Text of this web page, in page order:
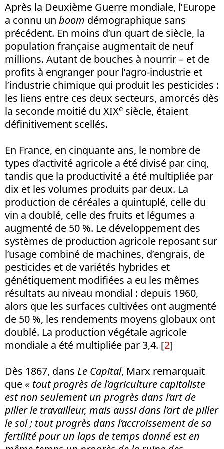
Après la Deuxième Guerre mondiale, l’Europe
a connu un boom démographique sans
précédent. En moins d’un quart de siècle, la
population française augmentait de neuf
millions. Autant de bouches à nourrir – et de
profits à engranger pour l’agro-industrie et
l’industrie chimique qui produit les pesticides :
les liens entre ces deux secteurs, amorcés dès
la seconde moitié du XIXe siècle, étaient
définitivement scellés.
En France, en cinquante ans, le nombre de
types d’activité agricole a été divisé par cinq,
tandis que la productivité a été multipliée par
dix et les volumes produits par deux. La
production de céréales a quintuplé, celle du
vin a doublé, celle des fruits et légumes a
augmenté de 50 %. Le développement des
systèmes de production agricole reposant sur
l’usage combiné de machines, d’engrais, de
pesticides et de variétés hybrides et
génétiquement modifiées a eu les mêmes
résultats au niveau mondial : depuis 1960,
alors que les surfaces cultivées ont augmenté
de 50 %, les rendements moyens globaux ont
doublé. La production végétale agricole
mondiale a été multipliée par 3,4. [2]
Dès 1867, dans Le Capital, Marx remarquait
que « tout progrès de l’agriculture capitaliste
est non seulement un progrès dans l’art de
piller le travailleur, mais aussi dans l’art de piller
le sol ; tout progrès dans l’accroissement de sa
fertilité pour un laps de temps donné est en